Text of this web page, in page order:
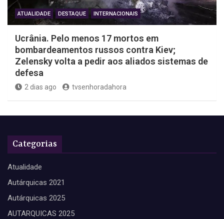
ATUALIDADE DESTAQUE INTERNACIONAIS
Ucrânia. Pelo menos 17 mortos em
bombardeamentos russos contra Kiev;
Zelensky volta a pedir aos aliados sistemas de
defesa
2 dias ago tvsenhoradahora
Categorias
Atualidade
Autárquicas 2021
Autárquicas 2025
AUTARQUICAS 2025